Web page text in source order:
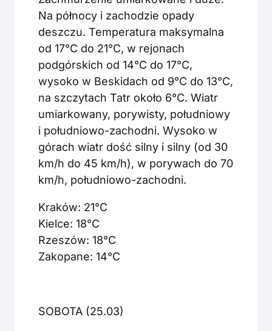
Na północy i zachodzie opady
deszczu. Temperatura maksymalna
od 17°C do 21°C, w rejonach
podgórskich od 14°C do 17°C,
wysoko w Beskidach od 9°C do 13°C,
na szczytach Tatr około 6°C. Wiatr
umiarkowany, porywisty, południowy
i południowo-zachodni. Wysoko w
górach wiatr dość silny i silny (od 30
km/h do 45 km/h), w porywach do 70
km/h, południowo-zachodni.
Kraków: 21°C
Kielce: 18°C
Rzeszów: 18°C
Zakopane: 14°C
SOBOTA (25.03)